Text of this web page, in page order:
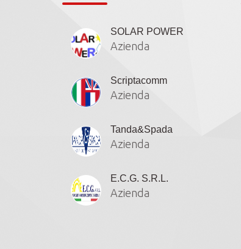
SOLAR POWER
Azienda
Scriptacomm
Azienda
Tanda&Spada
Azienda
E.C.G. S.R.L.
Azienda